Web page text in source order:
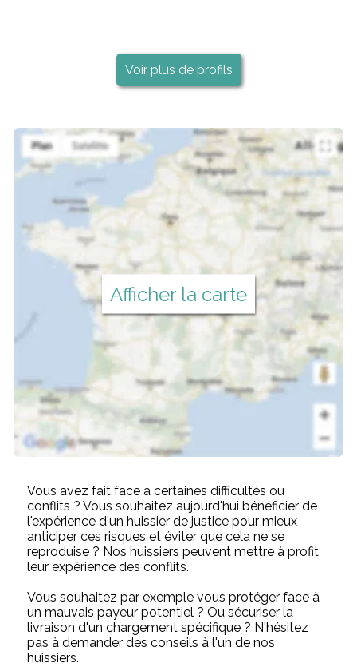
Voir plus de profils
Afficher la carte
Vous avez fait face à certaines difficultés ou
conflits ? Vous souhaitez aujourd'hui bénéficier de
l'expérience d'un huissier de justice pour mieux
anticiper ces risques et éviter que cela ne se
reproduise ? Nos huissiers peuvent mettre à profit
leur expérience des conflits.
Vous souhaitez par exemple vous protéger face à
un mauvais payeur potentiel ? Ou sécuriser la
livraison d'un chargement spécifique ? N'hésitez
pas à demander des conseils à l'un de nos
huissiers.